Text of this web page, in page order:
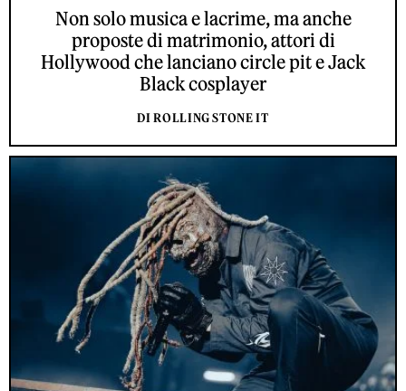
Non solo musica e lacrime, ma anche
proposte di matrimonio, attori di
Hollywood che lanciano circle pit e Jack
Black cosplayer
DI ROLLING STONE IT